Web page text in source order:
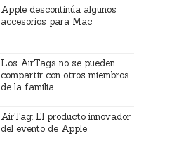
Apple descontinúa algunos
accesorios para Mac
Los AirTags no se pueden
compartir con otros miembros
de la familia
AirTag: El producto innovador
del evento de Apple